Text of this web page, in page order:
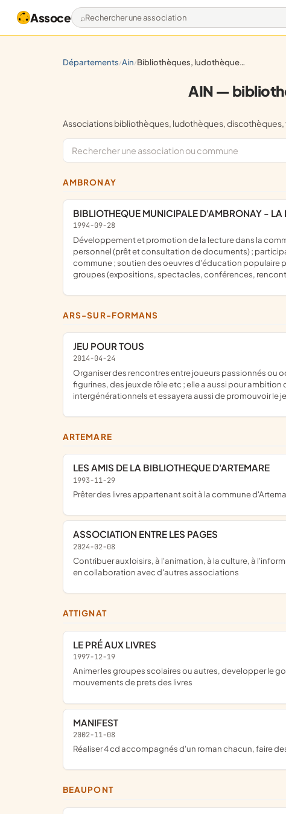
Assoce Rechercher une association
départements/ ain/ bibliothèques, ludothèques, discothèques, vidéothèques
AIN —
Associations bibliothèques, ludothèques,
AMBRONAY
BIBLIOTHEQUE MUNICIPALE D'AMBRONAY - LA
1994-09-28
développement et promotion de la lecture dans la commune d'ambronay ; gestion d'une bibliothèque ouverte à tous les habitants de la commune et des environs à titre
personnel (prêt et consultation de documents) ;
commune ; soutien des oeuvres d'éducation populaire
groupes (expositions, spectacles, conférences,
ARS-SUR-FORMANS
JEU POUR TOUS
2014-04-24
organiser des rencontres entre joueurs passionnés ou occasionnels, autour du jeu sous toutes ses formes, du jeu de société au jeu vidéo en passant par les jeux de cartes, de
figurines, des jeux de rôle etc ; elle a aussi pour
intergénérationnels et essayera aussi de promouvoir le
ARTEMARE
LES AMIS DE LA BIBLIOTHEQUE D'ARTEMARE
1993-11-29
prêter des livres appartenant soit à la commune
ASSOCIATION ENTRE LES PAGES
2024-02-08
contribuer aux loisirs, à l'animation, à la culture, à l'information et à la documentation de la population, plus généralement à la promotion du livre et de la lecture, éventuellement
en collaboration avec d'autres associations
ATTIGNAT
LE PRÉ AUX LIVRES
1997-12-19
animer les groupes scolaires ou autres, developper le gout de la lecture, permettre aux utilisateurs de s'informer, de se cultiver ou de se detendre, assurer la gestion des
mouvements de prets des livres
MANIFEST
2002-11-08
réaliser 4 cd accompagnés d'un roman chacun, faire
BEAUPONT